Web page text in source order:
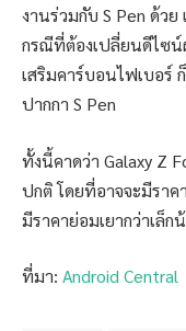
งานร่วมกับ S Pen ด้วย
กรณีที่ต้องเปลี่ยนดีไซน์
เสริมคาร์บอนไฟเบอร์
ปากกา S Pen
ทั้งนี้คาดว่า Galaxy Z
ปกติ โดยที่อาจจะมีรา
มีราคาย่อมเยากว่าเล็ก
ที่มา: Android Central